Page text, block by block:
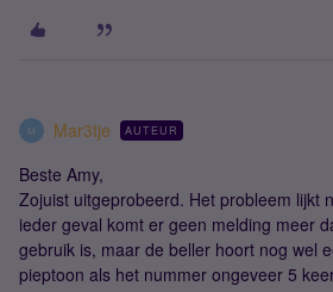
M Mar3tje AUTEUR
Beste Amy,
Zojuist uitgeprobeerd. Het probleem lijkt
ieder geval komt er geen melding meer
gebruik is, maar de beller hoort nog wel
pieptoon als het nummer ongeveer 5